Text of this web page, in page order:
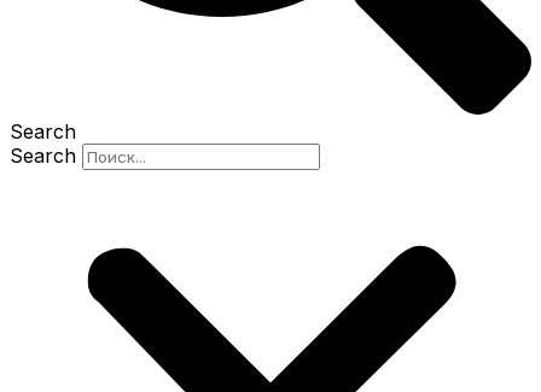
Search
Search